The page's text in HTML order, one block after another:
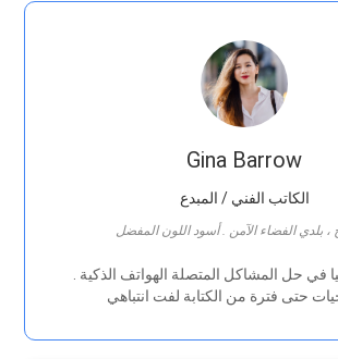
Gina Barrow
الكاتب الفني / المبدع
، بلدي الفضاء الآمن . أسود اللون المفضل
. كان خبيرا تقنيا في حل المشاكل المتصلة الهواتف الذكية
حتى فترة من الكتابة لفت انتباهي